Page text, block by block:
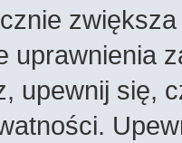
uprawnienia
upewnij się,